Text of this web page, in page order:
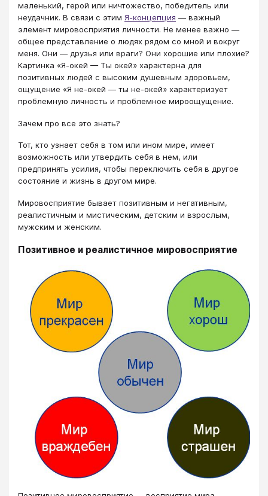
маленький, герой или ничтожество, победитель или
неудачник. В связи с этим Я-концепция — важный
элемент мировосприятия личности. Не менее важно —
общее представление о людях рядом со мной и вокруг
меня. Они — друзья или враги? Они хорошие или плохие?
Картинка «Я-окей — Ты окей» характерна для
позитивных людей с высоким душевным здоровьем,
ощущение «Я не-окей — ты не-окей» характеризует
проблемную личность и проблемное мироощущение.
Зачем про все это знать?
Тот, кто узнает себя в том или ином мире, имеет
возможность или утвердить себя в нем, или
предпринять усилия, чтобы переключить себя в другое
состояние и жизнь в другом мире.
Мировосприятие бывает позитивным и негативным,
реалистичным и мистическим, детским и взрослым,
мужским и женским.
Позитивное и реалистичное мировосприятие